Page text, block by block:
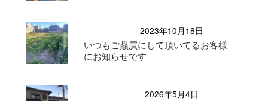
2023年10月18日
いつもご贔屓にして頂いてるお客様
にお知らせです
2026年5月4日